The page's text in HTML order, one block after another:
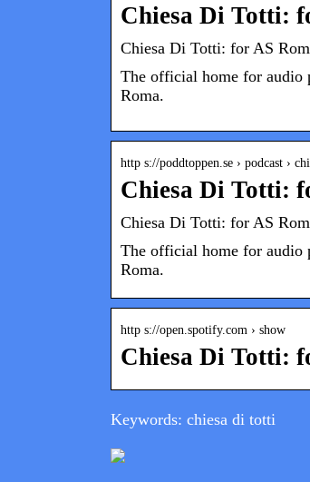
Chiesa Di Totti:
‎Chiesa Di Totti: for AS
The official home for audio
Roma.
http s://poddtoppen.se › podcast ›
Chiesa Di Totti:
Chiesa Di Totti: for AS
The official home for audio
Roma.
http s://open.spotify.com › show
Chiesa Di Totti:
Keywords: chiesa di totti